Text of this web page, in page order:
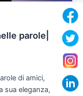
parole|
di amici,
sua eleganza,